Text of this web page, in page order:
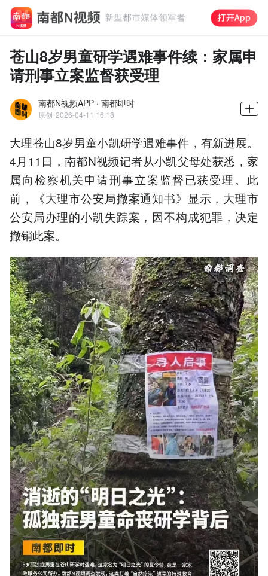
苍山8岁男童研学遇难事件续：家属申
请刑事立案监督获受理
南都N视频APP · 南都即时
原创 2026-04-11 16:18
大理苍山8岁男童小凯研学遇难事件，有新进展。
4月11日，南都N视频记者从小凯父母处获悉，家
属向检察机关申请刑事立案监督已获受理。此
前，《大理市公安局撤案通知书》显示，大理市
公安局办理的小凯失踪案，因不构成犯罪，决定
撤销此案。